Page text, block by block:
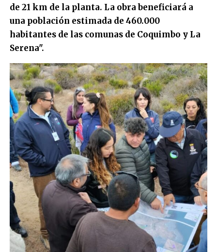
de 21 km de la planta. La obra beneficiará a
una población estimada de 460.000
habitantes de las comunas de Coquimbo y La
Serena".